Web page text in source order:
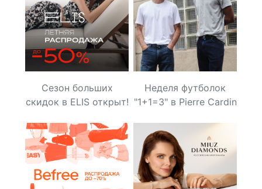
Сезон больших
скидок в ELIS открыт!
Неделя футболок
"1+1=3" в Pierre Cardin